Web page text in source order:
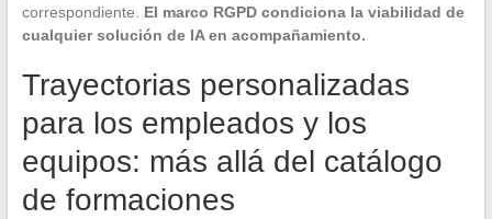
correspondiente. El marco RGPD condiciona la viabilidad de
cualquier solución de IA en acompañamiento.
Trayectorias personalizadas
para los empleados y los
equipos: más allá del catálogo
de formaciones